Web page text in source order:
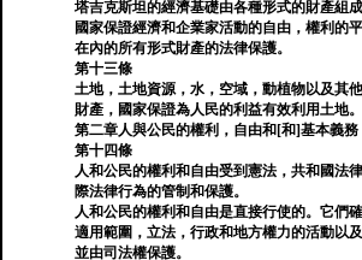
塔吉克斯坦的經濟基礎由各種形式的財產組成
國家保證經濟和企業家活動的自由，權利的
在內的所有形式財產的法律保護。
第十三條
土地，土地資源，水，空域，動植物以及其
財產，國家保證為人民的利益有效利用土地。
第二章人與公民的權利，自由和[和]基本義務
第十四條
人和公民的權利和自由受到憲法，共和國法
際法律行為的管制和保護。
人和公民的權利和自由是直接行使的。它們
適用範圍，立法，行政和地方權力的活動以
並由司法權保護。